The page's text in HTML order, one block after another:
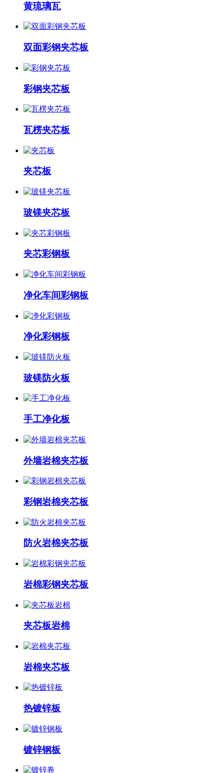
黄琉璃瓦
双面彩钢夹芯板
彩钢夹芯板
瓦楞夹芯板
夹芯板
玻镁夹芯板
夹芯彩钢板
净化车间彩钢板
净化彩钢板
玻镁防火板
手工净化板
外墙岩棉夹芯板
彩钢岩棉夹芯板
防火岩棉夹芯板
岩棉彩钢夹芯板
夹芯板岩棉
岩棉夹芯板
热镀锌板
镀锌钢板